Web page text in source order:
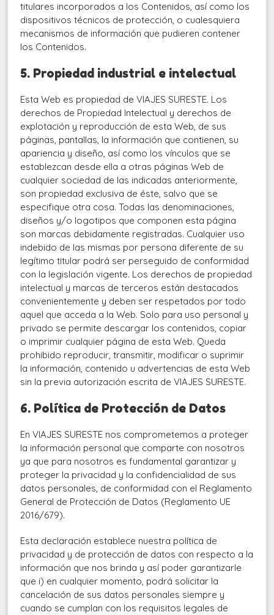
titulares incorporados a los Contenidos, así como los
dispositivos técnicos de protección, o cualesquiera
mecanismos de información que pudieren contener
los Contenidos.
5. Propiedad industrial e intelectual
Esta Web es propiedad de VIAJES SURESTE. Los
derechos de Propiedad Intelectual y derechos de
explotación y reproducción de esta Web, de sus
páginas, pantallas, la información que contienen, su
apariencia y diseño, así como los vínculos que se
establezcan desde ella a otras páginas Web de
cualquier sociedad de las indicadas anteriormente,
son propiedad exclusiva de éste, salvo que se
especifique otra cosa. Todas las denominaciones,
diseños y/o logotipos que componen esta página
son marcas debidamente registradas. Cualquier uso
indebido de las mismas por persona diferente de su
legítimo titular podrá ser perseguido de conformidad
con la legislación vigente. Los derechos de propiedad
intelectual y marcas de terceros están destacados
convenientemente y deben ser respetados por todo
aquel que acceda a la Web. Solo para uso personal y
privado se permite descargar los contenidos, copiar
o imprimir cualquier página de esta Web. Queda
prohibido reproducir, transmitir, modificar o suprimir
la información, contenido u advertencias de esta Web
sin la previa autorización escrita de VIAJES SURESTE.
6. Política de Protección de Datos
En VIAJES SURESTE nos comprometemos a proteger
la información personal que comparte con nosotros
ya que para nosotros es fundamental garantizar y
proteger la privacidad y la confidencialidad de sus
datos personales, de conformidad con el Reglamento
General de Protección de Datos (Reglamento UE
2016/679).
Esta declaración establece nuestra política de
privacidad y de protección de datos con respecto a la
información que nos brinda y así poder garantizarle
que i) en cualquier momento, podrá solicitar la
cancelación de sus datos personales siempre y
cuando se cumplan con los requisitos legales de